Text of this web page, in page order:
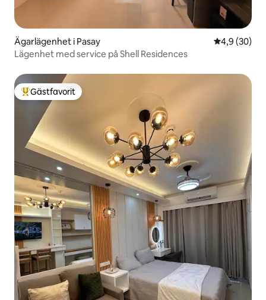
Ägarlägenhet i Pasay 4,9 av 5 i
4,9 (30)
Lägenhet med service på Shell Residences
Populär gästfavorit
Gästfavorit